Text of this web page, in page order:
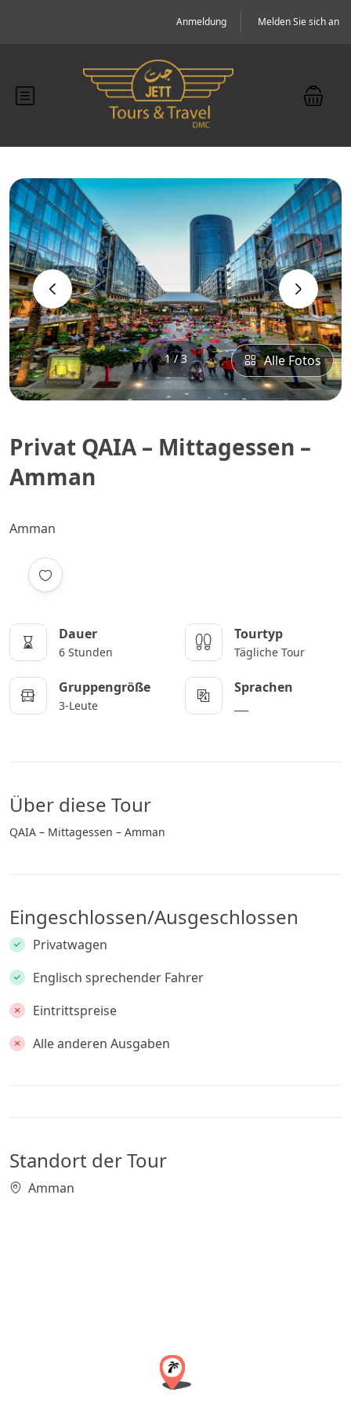
Anmeldung Melden Sie sich an
‹ ›
1 / 3 Alle Fotos
Privat QAIA – Mittagessen –
Amman
Amman
Dauer
6 Stunden
Tourtyp
Tägliche Tour
Gruppengröße
3-Leute
Sprachen
Über diese Tour
QAIA – Mittagessen – Amman
Eingeschlossen/Ausgeschlossen
Privatwagen
Englisch sprechender Fahrer
Eintrittspreise
Alle anderen Ausgaben
Standort der Tour
Amman